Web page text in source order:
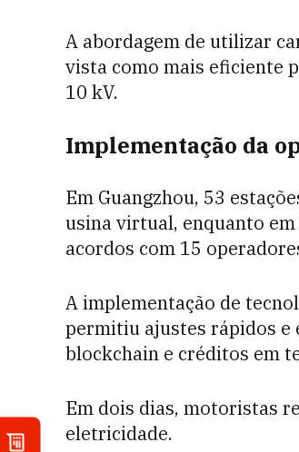
A abordagem de utilizar
vista como mais eficiente
10 kV.
Implementação da
Em Guangzhou, 53
usina virtual, enquanto
acordos com 15
A implementação de
permitiu ajustes rápidos e
blockchain e créditos em
Em dois dias, motoristas
eletricidade.